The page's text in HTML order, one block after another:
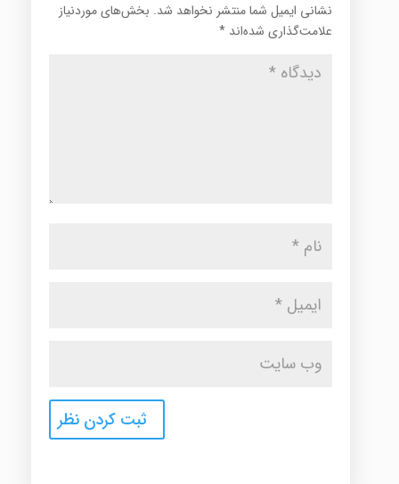
نشانی ایمیل شما منتشر نخواهد شد. بخش‌های موردنیاز
علامت‌گذاری شده‌اند *